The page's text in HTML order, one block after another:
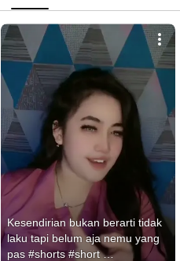
Kesendirian bukan berarti tidak
laku tapi belum aja nemu yang
pas #shorts #short